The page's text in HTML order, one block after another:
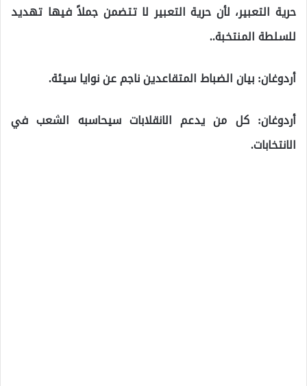
حرية التعبير، لأن حرية التعبير لا تتضمن جملاً فيها تهديد
للسلطة المنتخبة..
أردوغان: بيان الضباط المتقاعدين ناجم عن نوايا سيئة.
‌‎أردوغان: كل من يدعم الانقلابات سيحاسبه الشعب في
الانتخابات.